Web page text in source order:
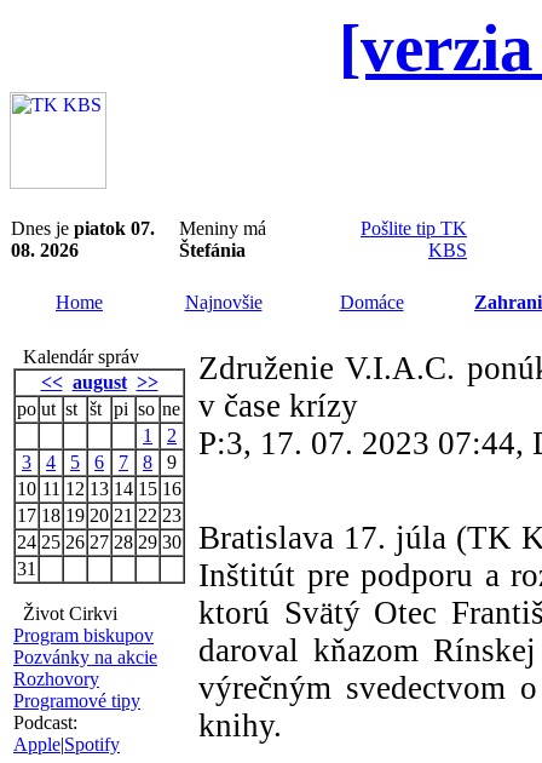
Dnes je piatok 07.
08. 2026
Meniny má
Štefánia
Pošlite tip TK
KBS
Home Najnovšie Domáce
Kalendár správ
<< august >>
po ut st št pi so ne
1
2
3
4 5 6 7 8
9
10 11 12 13 14 15 16
17 18 19 20 21 22 23
24 25 26 27 28 29 30
31
Život Cirkvi
Program biskupov
Pozvánky na akcie
Rozhovory
Programové tipy
Podcast:
Apple|Spotify
Združenie V.I.A.C.
v čase krízy
P:3, 17. 07. 2023 07:44,
Bratislava 17. júla (TK
Inštitút pre podporu a
ktorú Svätý Otec
daroval kňazom
výrečným svedectvom
knihy.